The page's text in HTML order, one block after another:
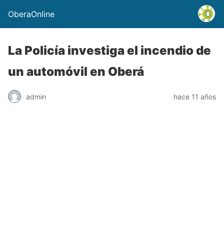
OberaOnline
La Policía investiga el incendio de
un automóvil en Oberá
admin hace 11 años